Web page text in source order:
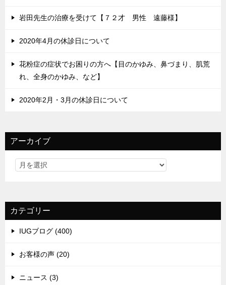
岩田先生の治療を受けて【７２才 男性 遠藤様】
2020年4月の休診日について
花粉症の症状でお困りの方へ【目のかゆみ、鼻づまり、肌荒
れ、全身のかゆみ、など】
2020年2月・3月の休診日について
アーカイブ
カテゴリー
IUGブログ (400)
お客様の声 (20)
ニュース (3)